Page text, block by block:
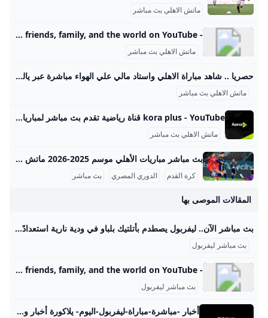
ماتش الاهلي بث مباشر
- YouTube Enjoy the videos and music you love, upload original content, and share it all with friends, family, and the world on YouTube.
ماتش الاهلي بث مباشر
حصريا .. شاهد مباراة الاهلي واستاد مالي علي الهواء مباشرة عبر ياللاكورة يلاكورة اعضاء وزوار Yallakora.com الكرام، يسعد الموقع ان يبلغكم بأنه حصل بشكل حصري علي حقوق بث ونقل لقائي الاهلي والزمالك في دوري ابطال افريقيا علي الهواء مباشرة. مباريات الغد 06:11 م 14/05/2012 حصريا .. شاهد مباراة الاهلي واستاد مالي علي الهواء مباشرة عبر ياللاكورة تابعنا على كتب - فريق عمل ياللاكورة:اعضاء وزوار Yallakora.com الكرام، يسعد الموقع ان يبلغكم بأنه حصل بشكل حصري علي حقوق بث ونقل لقاء الأهلي واستاد مالي في دوري ابطال افريقيا علي الهواء مباشرة.
ماتش الاهلي بث مباشر
kora plus - YouTube قناة رياضية تقدم بث مباشر لمباريات الدوري وكأس مصر.. ومتابعة الأخبار الحصرية.. وبرامج متنوعة
ماتش الاهلي بث مباشر
بث مباشر مباريات الأهلي موسم 2025-2026 ماتش الأهلي بث مباشر هو حدث رياضي أساسي لعشاق كرة القدم في مصر والوطن العربي، حيث يحظى الفريق الجماهيري الكبير بتغطية إعلامية واهتمام واسع، خصوصًا في موسم 2025-2026 من الدوري المصري الممتاز. تتسم مباريات الأهلي هذا الموسم بالتنافسية والجدية بعد بداية متذبذبة كما يظهر من وضعيته الحالية في جدول الترتيب، حيث يسعى الفريق لاستعادة مستواه المتميز. مواعيد مباريات الأهلي تفصيليًا وفقًا لجدول مباريات الأهلي المعتمد من رابطة الأندية المصرية المحترفة، كان آخر لقاء جماهيري للأهلي في الدوري يوم 14 سبتمبر 2025 ضد إنبي على ملعب المقاولون العرب، في مباراة أقيمت ضمن الجولة السادسة.
كرة القدم الدوري المصري بث مباشر
المقالات الموصى بها
بث مباشر الآن.. ليفربول يصطدم بأتلتيك بلباو في ودية نارية استعدادًا للموسم الجديد المشهد اليمني بث مباشر مباراة ليفربول وأتلتيك بلباو اليوم الإثنين على ملعب أنفيلد في إطار استعدادات الريدز لانطلاقة موسم 2025 2026 والذي يستهله بمواجهة كريستال بالاس في 47.251.99.215 التاريخ: الإثنين 4 أغسطس 2025 المباراة الأولى: الساعة 7:00 مساءً بتوقيت القاهرة ومكة المكرمة المباراة الثانية: الساعة 10:00 مساءً الملعب: أنفيلد رود – ليفربول القنوات الناقلة: قناة الشارقة الرياضية قناة LFC TV الرسمية STC TV Sports HD2 ليفربول يخوض بروفتين أمام بلباو قبل مواجهة كريستال بالاس قرر المدير الفني الجديد آرني سلوت أن يخوض ليفربول مباراتين وديتين أمام أتلتيك بلباو اليوم، كل مباراة مدتها 90 دقيقة، لتجربة التشكيلات وتثبيت طريقة اللعب.
بث مباشر ليفربول
- YouTube Enjoy the videos and music you love, upload original content, and share it all with friends, family, and the world on YouTube.
بث مباشر ليفربول
أخبار -مباشرة-مباراة-ليفربول-اليوم- يلاكورة أخبار وتقارير وتحليل الدوري المصري، منتخب مصر، الأهلي والزمالك، محمد صلاح ومرموش والمحترفين، الدوري الإنجليزي وليفربول، الدوري الإسباني وريال مدريد وبرشلونة مباريات الغد